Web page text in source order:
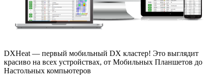
DXHeat — первый мобильный DX кластер! Это выглядит
красиво на всех устройствах, от Мобильных Планшетов до
Настольных компьютеров